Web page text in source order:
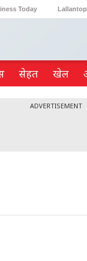
Today Lallantop
सेहत खेल
ADVERTISEMENT